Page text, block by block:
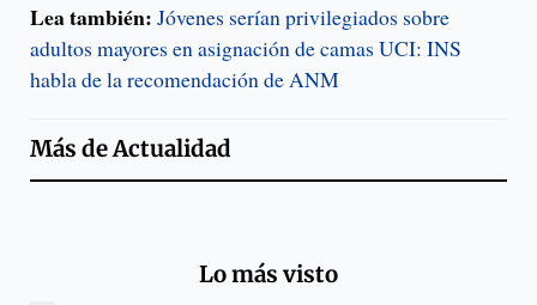
Lea también: Jóvenes serían privilegiados sobre
adultos mayores en asignación de camas UCI: INS
habla de la recomendación de ANM
Más deActualidad
Lo más visto